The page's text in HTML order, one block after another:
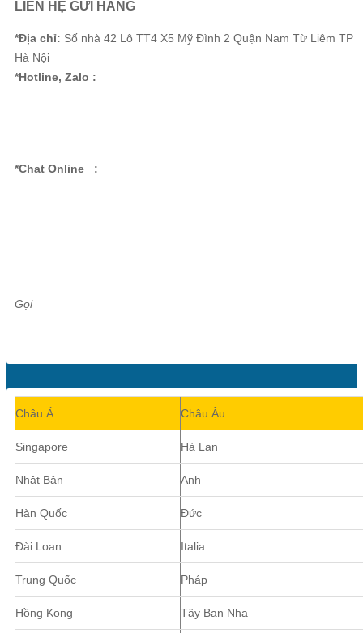
LIÊN HỆ GỬI HÀNG
*Địa chỉ: Số nhà 42 Lô TT4 X5 Mỹ Đình 2 Quận Nam Từ Liêm TP
Hà Nội
*Hotline, Zalo :
*Chat Online :
Gọi
Châu Á Châu Âu
Singapore Hà Lan
Nhật Bản Anh
Hàn Quốc Đức
Đài Loan Italia
Trung Quốc Pháp
Hồng Kong Tây Ban Nha